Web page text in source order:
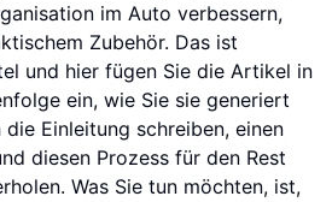
im Auto verbessern,
Zubehör. Das ist
und hier fügen Sie die Artikel in
ein, wie Sie sie generiert
die Einleitung schreiben, einen
diesen Prozess für den Rest
Was Sie tun möchten, ist,